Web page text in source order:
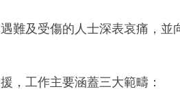
難及受傷的人士深表哀痛，
，工作主要涵蓋三大範疇：